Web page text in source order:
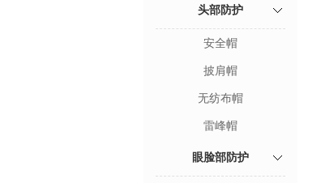
头部防护
安全帽
披肩帽
无纺布帽
雷峰帽
眼脸部防护